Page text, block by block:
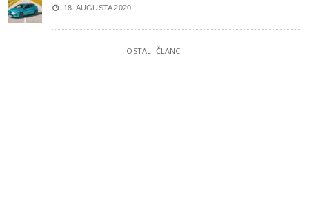
18. AUGUSTA 2020.
OSTALI ČLANCI